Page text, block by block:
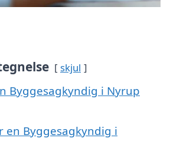
skjul
Byggesagkyndig i Nyrup
en Byggesagkyndig i